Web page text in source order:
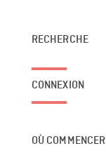
RECHERCHE
CONNEXION
OÙ COMMENCER